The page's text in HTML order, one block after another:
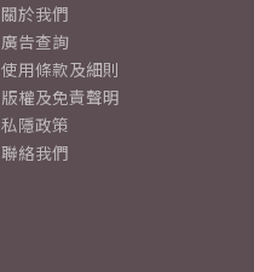
關於我們
廣告查詢
使用條款及細則
版權及免責聲明
私隱政策
聯絡我們